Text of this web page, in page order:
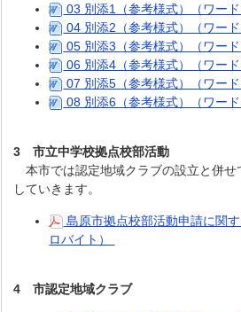
03 別添1（参考様式）（ワー
04 別添2（参考様式）（ワー
05 別添3（参考様式）（ワー
06 別添4（参考様式）（ワー
07 別添5（参考様式）（ワー
08 別添6（参考様式）（ワー
3 市立中学校拠点校部活動
本市では認定地域クラブの設立と併せ
していきます。
島原市拠点校部活動申請に関
ロバイト）
4 市認定地域クラブ